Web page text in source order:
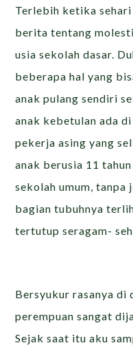
Terlebih ketika
berita tentang
usia sekolah dasar.
beberapa hal yang
anak pulang sendiri
anak kebetulan ada
pekerja asing yang
anak berusia 11
sekolah umum, tanpa
bagian tubuhnya
tertutup seragam-
Bersyukur rasanya di
perempuan sangat
Sejak saat itu aku